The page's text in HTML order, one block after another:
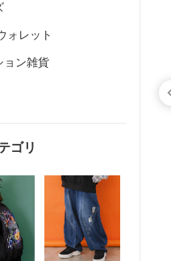
ォレット
ョン雑貨
ゴリ
【is ScoLar イズ スカラ
天竺xプリーツシフォン
グラデワンピース カジュアル
ニン シック 原宿系 個性的【パ
ゥドゥ】
円